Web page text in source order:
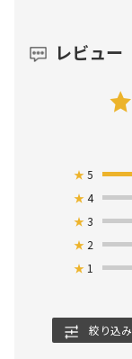
レビュー
★5
★4
★3
★ 2
★ 1
絞り込み